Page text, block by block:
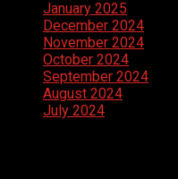
January 2025
December 2024
November 2024
October 2024
September 2024
August 2024
July 2024